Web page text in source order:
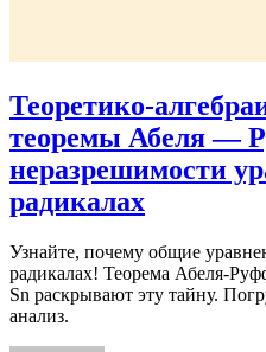
Теоретико-
теоремы Абеля —
неразрешимости
радикалах
Узнайте, почему общие
радикалах! Теорема Абеля-
Sn раскрывают эту тайну.
анализ.